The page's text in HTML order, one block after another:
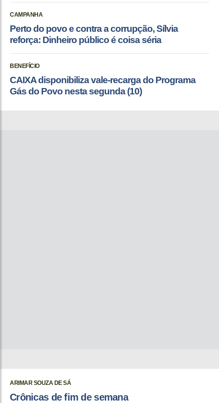
CAMPANHA
Perto do povo e contra a corrupção, Sílvia
reforça: Dinheiro público é coisa séria
BENEFÍCIO
CAIXA disponibiliza vale-recarga do Programa
Gás do Povo nesta segunda (10)
ARIMAR SOUZA DE SÁ
Crônicas de fim de semana